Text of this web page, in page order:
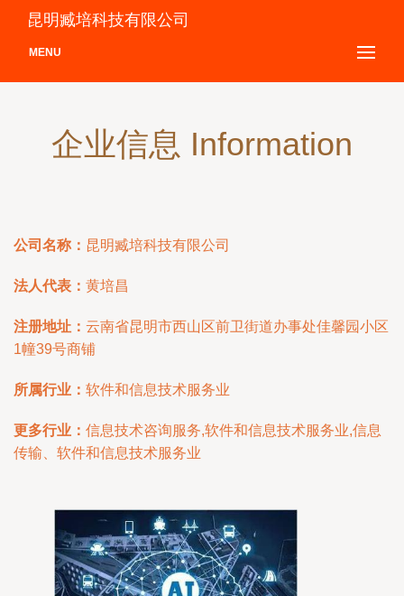
昆明臧培科技有限公司
MENU
企业信息 Information
公司名称： 昆明臧培科技有限公司
法人代表： 黄培昌
注册地址： 云南省昆明市西山区前卫街道办事处佳馨园小区
1幢39号商铺
所属行业： 软件和信息技术服务业
更多行业： 信息技术咨询服务,软件和信息技术服务业,信息
传输、软件和信息技术服务业